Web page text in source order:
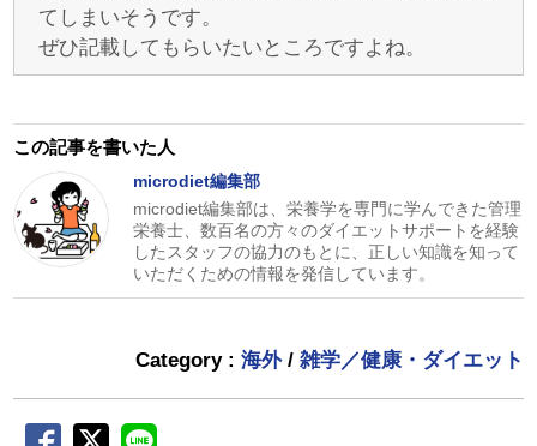
てしまいそうです。
ぜひ記載してもらいたいところですよね。
この記事を書いた人
microdiet編集部
microdiet編集部は、栄養学を専門に学んできた管理
栄養士、数百名の方々のダイエットサポートを経験
したスタッフの協力のもとに、正しい知識を知って
いただくための情報を発信しています。
Category : 海外/ 雑学／健康・ダイエット